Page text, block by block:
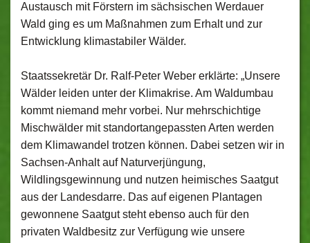
Austausch mit Förstern im sächsischen Werdauer
Wald ging es um Maßnahmen zum Erhalt und zur
Entwicklung klimastabiler Wälder.
Staatssekretär Dr. Ralf-Peter Weber erklärte: „Unsere
Wälder leiden unter der Klimakrise. Am Waldumbau
kommt niemand mehr vorbei. Nur mehrschichtige
Mischwälder mit standortangepassten Arten werden
dem Klimawandel trotzen können. Dabei setzen wir in
Sachsen-Anhalt auf Naturverjüngung,
Wildlingsgewinnung und nutzen heimisches Saatgut
aus der Landesdarre. Das auf eigenen Plantagen
gewonnene Saatgut steht ebenso auch für den
privaten Waldbesitz zur Verfügung wie unsere